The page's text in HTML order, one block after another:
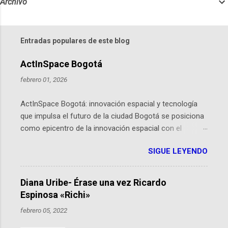
Entradas populares de este blog
ActInSpace Bogotá
febrero 01, 2026
ActInSpace Bogotá: innovación espacial y tecnología
que impulsa el futuro de la ciudad Bogotá se posiciona
como epicentro de la innovación espacial con el
hackathon global que convierte tecnologías de la
Agencia Espacial Europea en soluciones prácticas para
la vida cotidiana. Este evento, organizado por el
Planetario de Bogotá del Idartes y la Universidad de los
Andes, reúne a expertos como el presidente de Airbus
Colombia y líderes del sector aeroespacial para inspirar
SIGUE LEYENDO
Diana Uribe- Érase una vez Ricardo
Espinosa «Richi»
febrero 05, 2022